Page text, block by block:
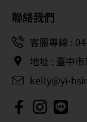
聯絡我們
客服專線 :
地址 : 臺中
kelly@yi-